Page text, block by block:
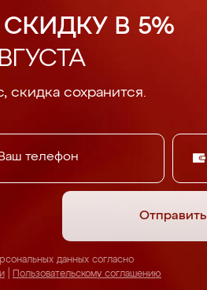
В 5%
скидка сохранится.
Отправить
данных согласно
Пользовательскому соглашению